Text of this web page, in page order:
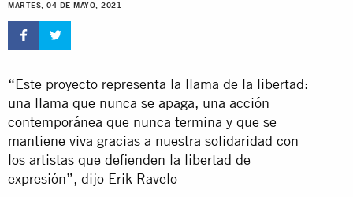
MARTES, 04 DE MAYO, 2021
“Este proyecto representa la llama de la libertad:
una llama que nunca se apaga, una acción
contemporánea que nunca termina y que se
mantiene viva gracias a nuestra solidaridad con
los artistas que defienden la libertad de
expresión”, dijo Erik Ravelo